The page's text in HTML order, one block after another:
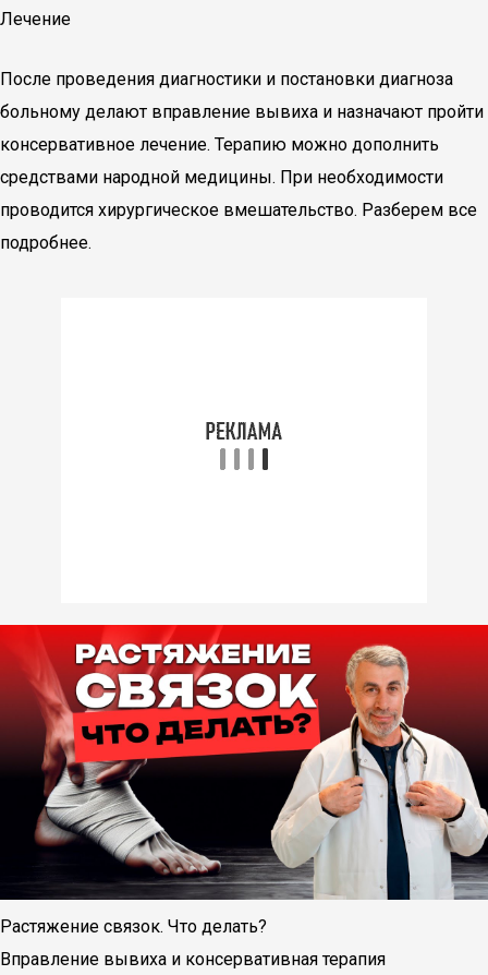
Лечение
После проведения диагностики и постановки диагноза
больному делают вправление вывиха и назначают пройти
консервативное лечение. Терапию можно дополнить
средствами народной медицины. При необходимости
проводится хирургическое вмешательство. Разберем все
подробнее.
Растяжение связок. Что делать?
Вправление вывиха и консервативная терапия